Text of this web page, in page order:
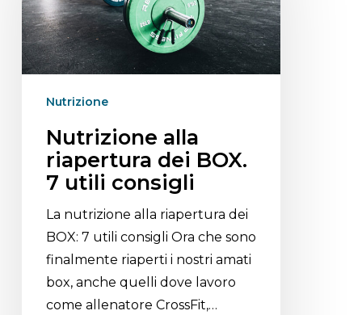
Nutrizione
Nutrizione alla
riapertura dei BOX.
7 utili consigli
La nutrizione alla riapertura dei
BOX: 7 utili consigli Ora che sono
finalmente riaperti i nostri amati
box, anche quelli dove lavoro
come allenatore CrossFit,…